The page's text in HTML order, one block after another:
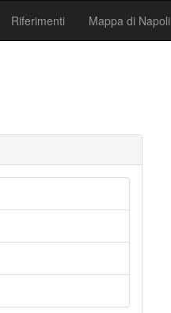
Riferimenti Mappa di Napoli